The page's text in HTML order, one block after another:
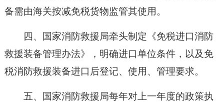
备需由海关按减免税货物监管其使用。
四、国家消防救援局牵头制定《免税进口消防
救援装备管理办法》，明确进口单位条件，以及免
税消防救援装备进口后登记、使用、管理要求。
五、国家消防救援局每年对上一年度的政策执